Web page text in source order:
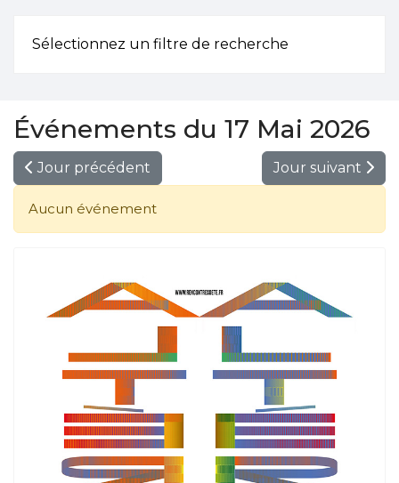
Sélectionnez un filtre de recherche
Événements du 17 Mai 2026
Jour précédent Jour suivant
Aucun événement